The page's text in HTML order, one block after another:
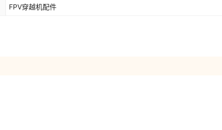
FPV穿越机配件